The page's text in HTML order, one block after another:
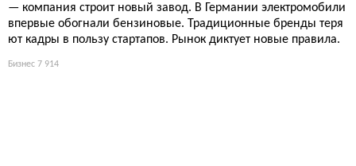
— компания строит новый завод. В Германии электромобили
впервые обогнали бензиновые. Традиционные бренды теря
ют кадры в пользу стартапов. Рынок диктует новые правила.
Бизнес 7 914